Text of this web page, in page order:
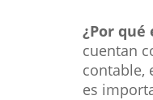
¿Por
cuentan
contable,
es